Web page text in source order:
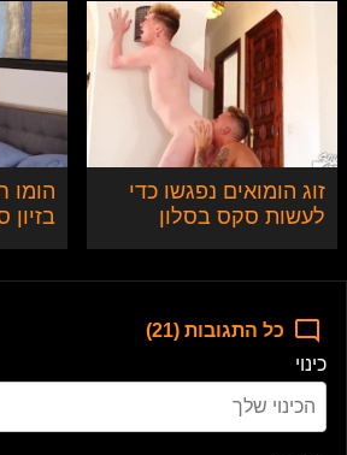
זוג הומואים נפגשו כדי
לעשות סקס בסלון
הומו
בזיון
כל התגובות (21)
כינוי